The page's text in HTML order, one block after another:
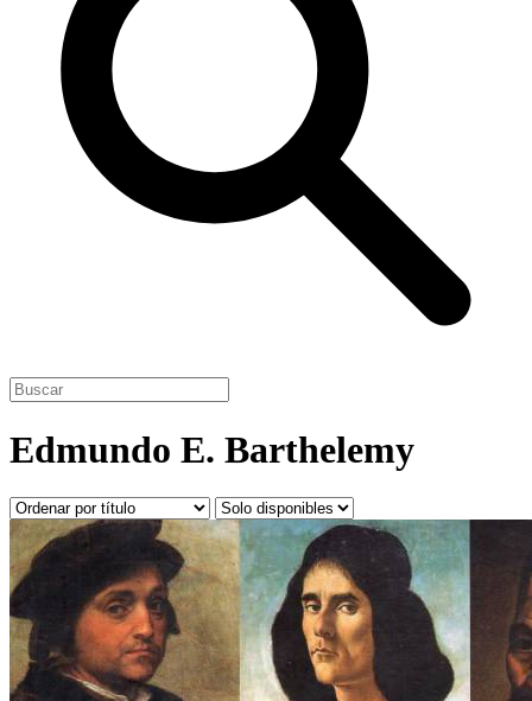
Edmundo E. Barthelemy